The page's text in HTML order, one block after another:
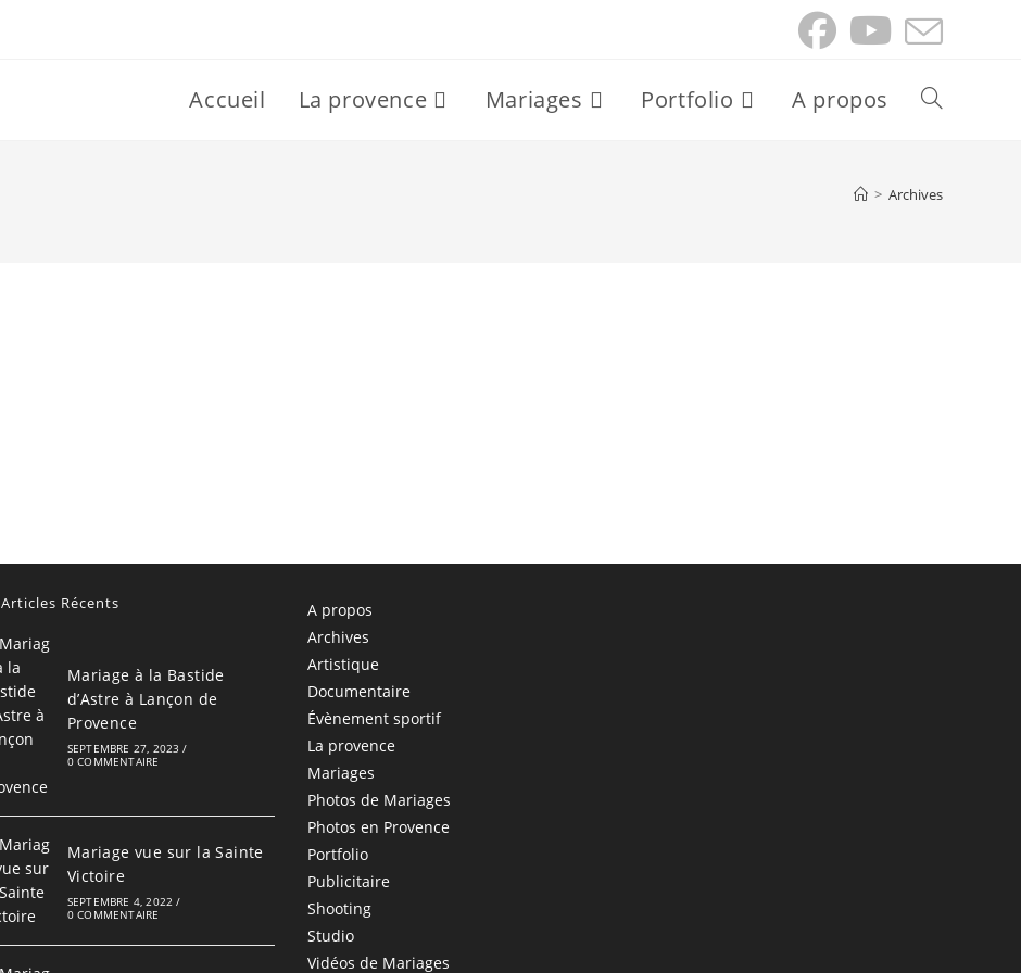
Accueil La provence Mariages Portfolio A propos Toggle
> Archives
Articles Récents
Mariage à la Bastide
d’Astre à Lançon de
Provence
SEPTEMBRE 27, 2023 /
0 COMMENTAIRE
Mariage vue sur la Sainte
Victoire
SEPTEMBRE 4, 2022 /
0 COMMENTAIRE
A propos
Archives
Artistique
Documentaire
Évènement sportif
La provence
Mariages
Photos de Mariages
Photos en Provence
Portfolio
Publicitaire
Shooting
Studio
Vidéos de Mariages